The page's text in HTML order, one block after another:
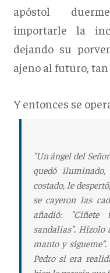
apóstol
importarle la
dejando su
ajeno al futuro,
Y entonces se
"Un ángel del
quedó
costado, le
se cayeron las
añadió:
sandalias". Hízolo
manto y
Pedro si era